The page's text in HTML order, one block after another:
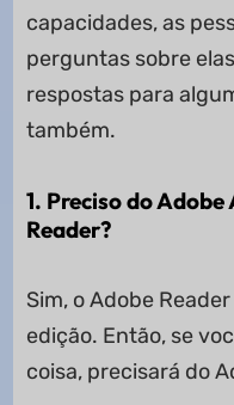
capacidades, as
perguntas sobre
respostas para
também.
1. Preciso do
Reader?
Sim, o Adobe
edição. Então, se
coisa, precisará do